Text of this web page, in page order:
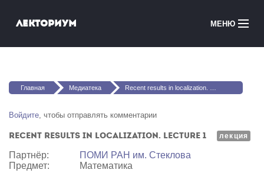
Лекториум МЕНЮ
Медиатека
Courses in English
Вы здесь
Главная Медиатека Recent results in localization. Lecture 1
Войдите, чтобы отправлять комментарии
Recent results in localization. Lecture 1 лекция
Партнёр:
ПОМИ РАН им. Стеклова
Предмет:
Математика